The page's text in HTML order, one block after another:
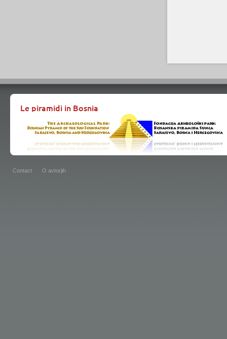
Le piramidi in Bosnia
Contact O avtorjih